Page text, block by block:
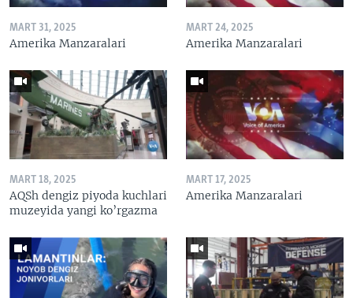
MART 31, 2025
Amerika Manzaralari
MART 24, 2025
Amerika Manzaralari
MART 18, 2025
AQSh dengiz piyoda kuchlari
muzeyida yangi ko’rgazma
MART 17, 2025
Amerika Manzaralari